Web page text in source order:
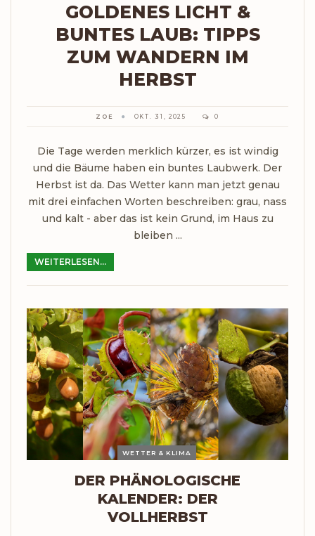
GOLDENES LICHT &
BUNTES LAUB: TIPPS
ZUM WANDERN IM
HERBST
ZOE OKT. 31, 2025 0
Die Tage werden merklich kürzer, es ist windig
und die Bäume haben ein buntes Laubwerk. Der
Herbst ist da. Das Wetter kann man jetzt genau
mit drei einfachen Worten beschreiben: grau, nass
und kalt - aber das ist kein Grund, im Haus zu
bleiben ...
WEITERLESEN...
WETTER & KLIMA
DER PHÄNOLOGISCHE
KALENDER: DER
VOLLHERBST